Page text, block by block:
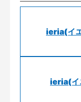
ieria(イ
ieria(イ